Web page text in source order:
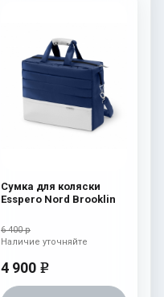
Сумка для коляски
Esspero Nord Brooklin
6 400 р
4 900 e
Наличие уточняйте